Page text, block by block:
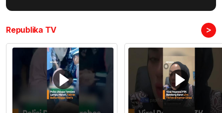
Republika TV >